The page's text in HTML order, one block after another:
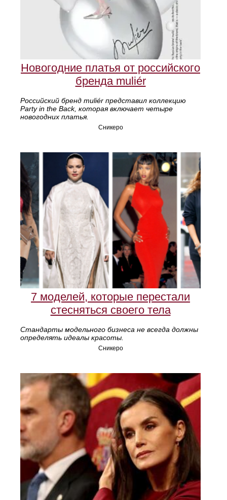
Новогодние платья от российского
бренда muliér
Российский бренд muliér представил коллекцию
Party in the Back, которая включает четыре
новогодних платья.
Сникеро
7 моделей, которые перестали
стесняться своего тела
Стандарты модельного бизнеса не всегда должны
определять идеалы красоты.
Сникеро